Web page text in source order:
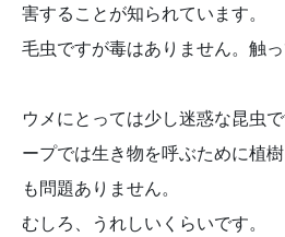
害することが知られています。
毛虫ですが毒はありません。触っ
ウメにとっては少し迷惑な昆虫
ープでは生き物を呼ぶために植
も問題ありません。
むしろ、うれしいくらいです。